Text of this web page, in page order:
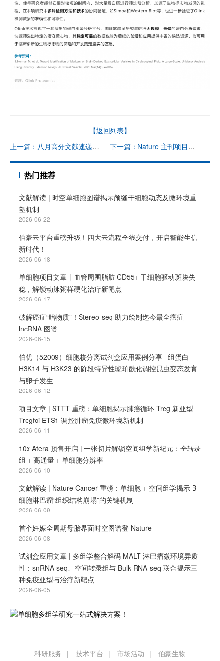
【返回列表】
上一篇：八月高分文献速递 | 空间转录组系列
下一篇：Nature 主刊项目文章 | 组成型活性胰高血糖素受体驱动鸟类高血糖
热门推荐
文献解读 | 时空单细胞图谱揭示颅缝干细胞动态及微环境重
塑机制
2026-06-22
伯豪云平台重磅升级！四大云流程全线交付，开启智能生信
新时代！
2026-06-18
单细胞项目文章丨血管周围脂肪 CD55+ 干细胞驱动斑块失
稳，解锁动脉粥样硬化治疗新靶点
2026-06-17
破解癌症“暗物质”！Stereo-seq 助力绘制迄今最全癌症
lncRNA 图谱
2026-06-15
伯优（52009）细胞核分离试剂盒应用案例分享 | 组蛋白
H3K14 与 H3K23 的阶段特异性琥珀酰化调控昆虫变态发育
与卵子发生
2026-06-12
项目文章 | STTT 重磅：单细胞揭示肺癌循环 Treg 新亚型
Tregfci ETS1 调控肿瘤免疫微环境新机制
2026-06-11
10x Atera 预售开启 | 一张切片解锁空间组学新纪元：全转录
组 + 高通量 + 单细胞分辨率
2026-06-10
文献解读 | Nature Cancer 重磅：单细胞 + 空间组学揭示 B
细胞淋巴瘤“组织结构崩塌”的关键机制
2026-06-09
首个妊娠全周期母胎界面时空图谱登 Nature
2026-06-08
试剂盒应用文章 | 多组学整合解码 MALT 淋巴瘤微环境异质
性：snRNA-seq、空间转录组与 Bulk RNA-seq 联合揭示三
种免疫亚型与治疗新靶点
2026-06-05
科研服务 技术平台 市场活动 伯豪生物